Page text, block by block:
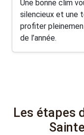
Une bonne clim
silencieux et une
profiter
de l’année.
Les étapes